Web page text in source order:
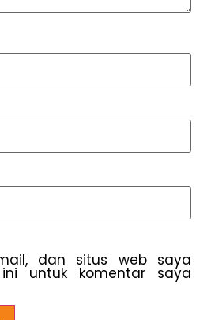
dan situs web saya
untuk komentar saya